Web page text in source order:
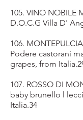
105. VINO NOBILE
D.O.C.G Villa D'
106.
Podere castorani
grapes, from
107. ROSSO DI
baby brunello l
Italia.34